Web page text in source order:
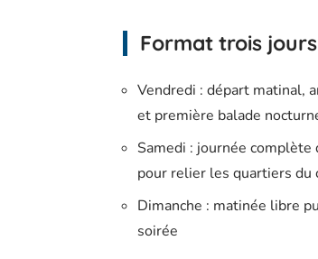
Format trois
Vendredi : départ matinal,
et première balade
Samedi : journée
pour relier les quartiers du
Dimanche : matinée libre
soirée